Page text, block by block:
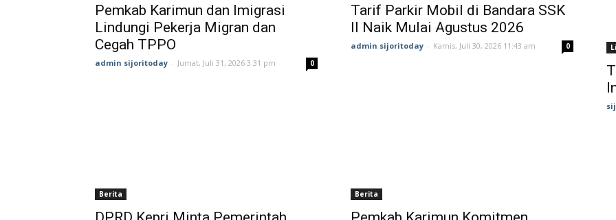
Pemkab Karimun dan Imigrasi
Lindungi Pekerja Migran dan
Cegah TPPO
admin sijoritoday - Jumat, Juli 31, 2026 3:31 pm 0
Tarif Parkir Mobil di Bandara SSK
II Naik Mulai Agustus 2026
admin sijoritoday - Kamis, Juli 30, 2026 11:43 am 0
Berita Berita